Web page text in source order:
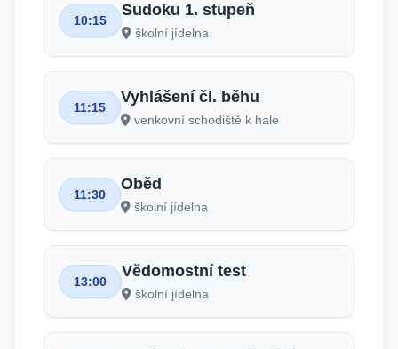
10:15
Sudoku 1. stupeň
školní jídelna
11:15
Vyhlášení čl. běhu
venkovní schodiště k hale
11:30
Oběd
školní jídelna
13:00
Vědomostní test
školní jídelna